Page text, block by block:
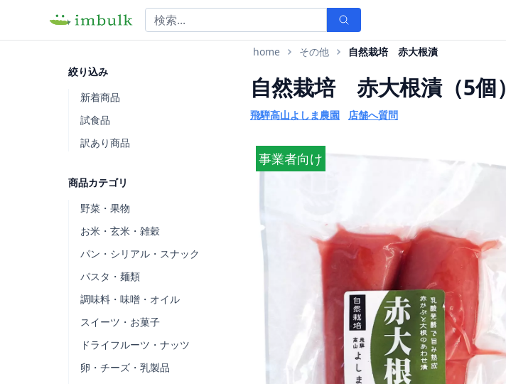
絞り込み
新着商品
試食品
訳あり商品
商品カテゴリ
野菜・果物
お米・玄米・雑穀
パン・シリアル・スナック
パスタ・麺類
調味料・味噌・オイル
スイーツ・お菓子
ドライフルーツ・ナッツ
卵・チーズ・乳製品
home その他 自然栽培 赤大根漬
自然栽培 赤大根漬（5個）
飛騨高山よしま農園 店舗へ質問
事業者向け